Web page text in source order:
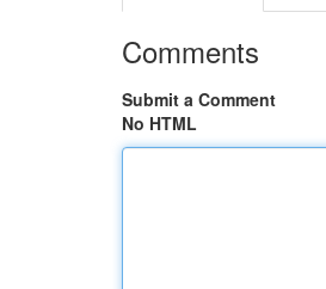
Comments
Submit a Comment
No HTML